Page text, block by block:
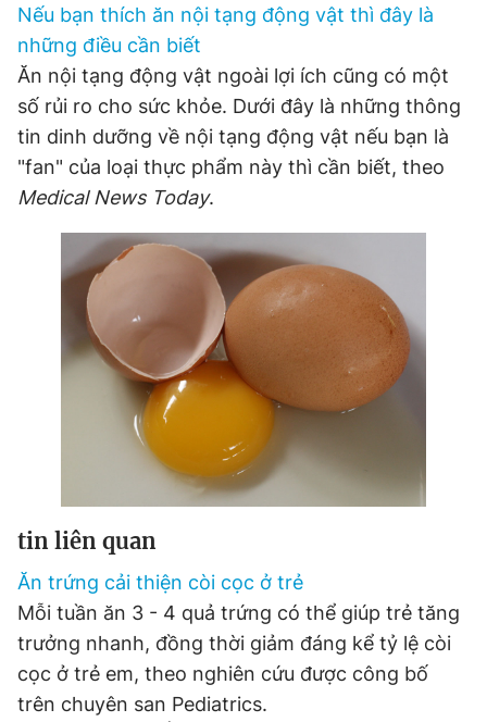
© 2003-2026 Bản quyền thuộc về Báo Thanh Niên. Cấm sao
chép dưới mọi hình thức nếu không có sự chấp thuận bằng văn
bản. Phát triển bởi ePi Technologies, JSC.
Nếu bạn thích ăn nội tạng động vật thì đây là
những điều cần biết
Ăn nội tạng động vật ngoài lợi ích cũng có một
số rủi ro cho sức khỏe. Dưới đây là những thông
tin dinh dưỡng về nội tạng động vật nếu bạn là
"fan" của loại thực phẩm này thì cần biết, theo
Medical News Today.
tin liên quan
Ăn trứng cải thiện còi cọc ở trẻ
Mỗi tuần ăn 3 - 4 quả trứng có thể giúp trẻ tăng
trưởng nhanh, đồng thời giảm đáng kể tỷ lệ còi
cọc ở trẻ em, theo nghiên cứu được công bố
trên chuyên san Pediatrics.